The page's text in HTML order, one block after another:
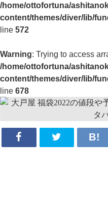
/home/ottofortuna/
content/themes/diver/lib/
line 572
Warning: Trying to access
/home/ottofortuna/
content/themes/diver/lib/
line 678